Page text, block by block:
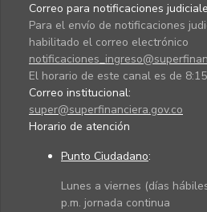
Correo para notificaciones
Para el envío de notificaciones
habilitado el correo electrónico
El horario de este canal es de
Correo institucional:
super@superfinanciera.gov.co
Horario de atención
Punto Ciudadano:
Lunes a viernes (días
p.m. jornada continua